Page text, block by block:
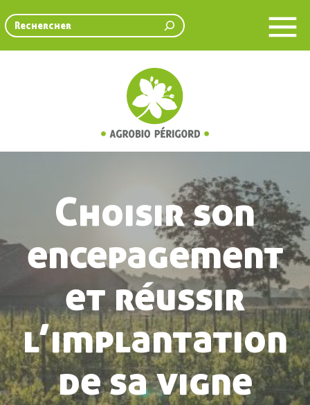
Rechercher
Choisir son
encepagement
et réussir
l’implantation
de sa vigne